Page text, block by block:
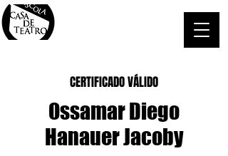
CERTIFICADO VÁLIDO
Ossamar Diego
Hanauer Jacoby